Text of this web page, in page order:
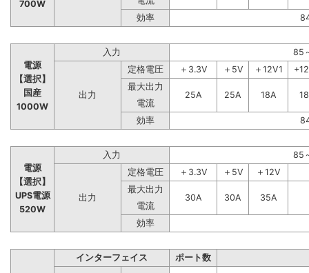
700W
効率
電源
【選択】
国産
1000W
入力 85
出力
定格電圧 ＋3.3V ＋5V ＋12V1
最大出力
25A
25A 18A
電流
効率
電源
【選択】
UPS電源
520W
入力 85
出力
定格電圧 ＋3.3V ＋5V
＋12V
最大出力
30A
30A
35A
電流
効率
インターフェイス ポート数